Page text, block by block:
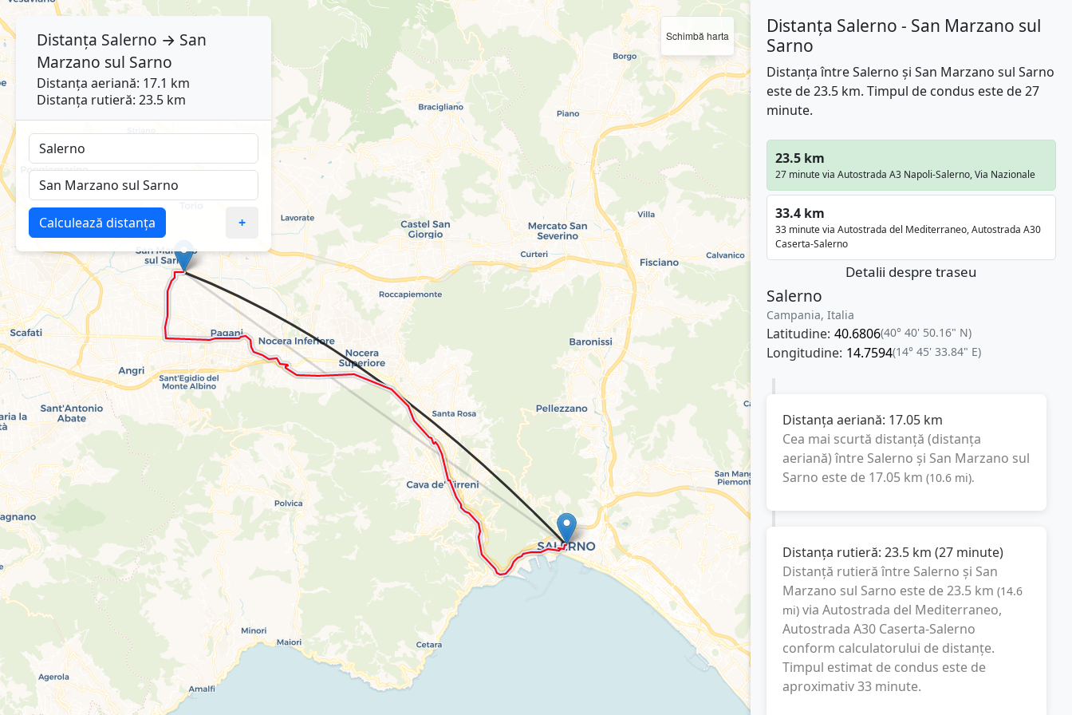
Schimbă harta
Distanța Salerno - San Marzano sul
Sarno
Distanța între Salerno și San Marzano sul Sarno
este de 23.5 km. Timpul de condus este de 27
minute.
23.5 km
27 minute via Autostrada A3 Napoli-Salerno, Via Nazionale
33.4 km
33 minute via Autostrada del Mediterraneo, Autostrada A30
Caserta-Salerno
Detalii despre traseu
Salerno
Campania, Italia
Latitudine: 40.6806(40° 40' 50.16" N)
Longitudine: 14.7594(14° 45' 33.84" E)
Distanța aeriană: 17.05 km
Cea mai scurtă distanță (distanța
aeriană) între Salerno și San Marzano sul
Sarno este de 17.05 km (10.6 mi).
Distanța rutieră: 23.5 km (27 minute)
Distanță rutieră între Salerno și San
Marzano sul Sarno este de23.5 km (14.6
mi) via Autostrada del Mediterraneo,
Autostrada A30 Caserta-Salerno
conform calculatorului de distanțe.
Timpul estimat de condus este de
aproximativ33 minute.
Distanța Salerno → San
Marzano sul Sarno
Distanța aeriană: 17.1 km
Distanța rutieră: 23.5 km
Calculează distanța +